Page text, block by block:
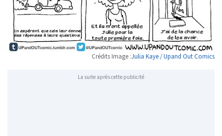
Crédits Image :Julia Kaye / Upand Out Comics
La suite après cette publicité